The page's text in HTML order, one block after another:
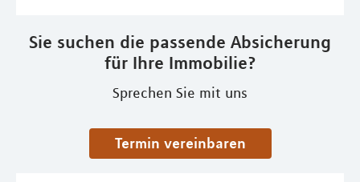
Sie suchen die passende Absicherung
für Ihre Immobilie?
Sprechen Sie mit uns
Termin vereinbaren